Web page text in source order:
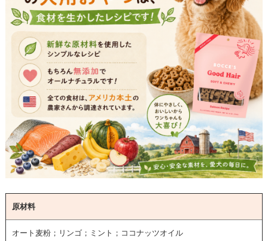
原材料
オート麦粉；リンゴ；ミント；ココナッツオイル